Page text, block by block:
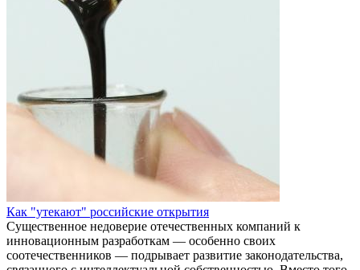
Как "утекают" российские открытия
Существенное недоверие отечественных компаний к
инновационным разработкам — особенно своих
соотечественников — подрывает развитие законодательства,